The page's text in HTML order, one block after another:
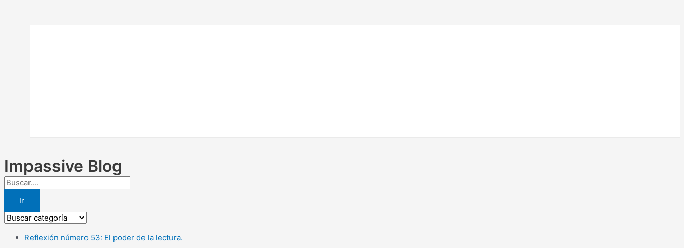
Impassive Blog
Ir
Reflexión número 53: El poder de la lectura.